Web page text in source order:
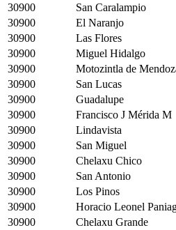
30900
San Caralampio
30900
El Naranjo
30900
Las Flores
30900
Miguel Hidalgo
30900
Motozintla de
30900
San Lucas
30900
Guadalupe
30900
Francisco J Mérida M
30900
Lindavista
30900
San Miguel
30900
Chelaxu Chico
30900
San Antonio
30900
Los Pinos
30900
Horacio Leonel
30900
Chelaxu Grande